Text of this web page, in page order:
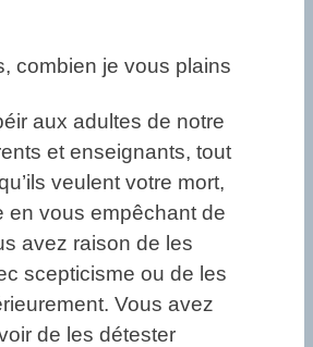
combien je vous plains
aux adultes de notre
et enseignants, tout
veulent votre mort,
en vous empêchant de
avez raison de les
scepticisme ou de les
Vous avez
de les détester